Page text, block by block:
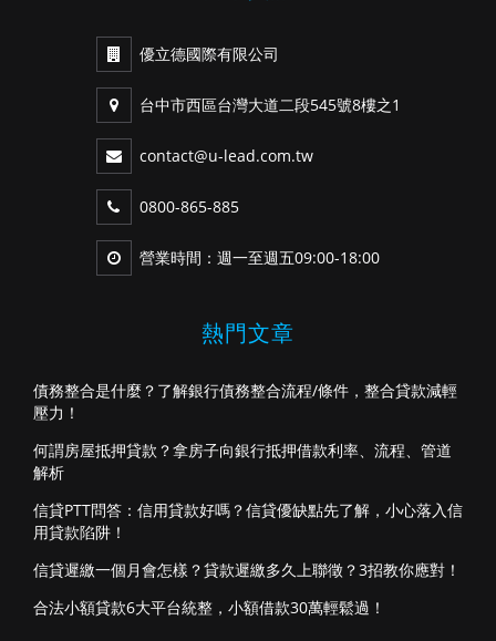
優立德國際有限公司
台中市西區台灣大道二段545號8樓之1
contact@u-lead.com.tw
0800-865-885
營業時間：週一至週五09:00-18:00
熱門文章
債務整合是什麼？了解銀行債務整合流程/條件，整合貸款減輕
壓力！
何謂房屋抵押貸款？拿房子向銀行抵押借款利率、流程、管道
解析
信貸PTT問答：信用貸款好嗎？信貸優缺點先了解，小心落入信
用貸款陷阱！
信貸遲繳一個月會怎樣？貸款遲繳多久上聯徵？3招教你應對！
合法小額貸款6大平台統整，小額借款30萬輕鬆過！